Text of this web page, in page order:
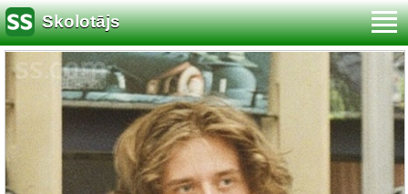
Skolotājs